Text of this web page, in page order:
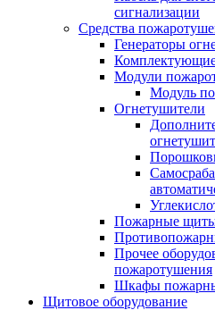
сигнализации
Средства
Генераторы
Модули
Модуль
Огнетушители
Пожарные
Прочее
пожаротушения
Шкафы
Щитовое оборудование